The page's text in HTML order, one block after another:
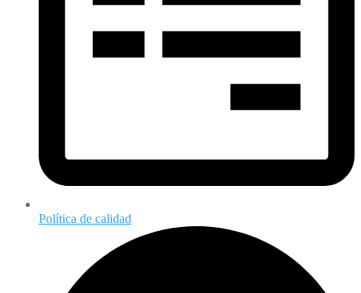
Política de calidad